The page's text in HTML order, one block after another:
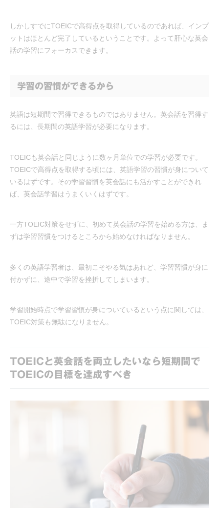
しかしすでにTOEICで高得点を取得しているのであれば、インプ
ットはほとんど完了しているということです。よって肝心な英会
話の学習にフォーカスできます。
学習の習慣ができるから
英語は短期間で習得できるものではありません。英会話を習得す
るには、長期間の英語学習が必要になります。
TOEICも英会話と同じように数ヶ月単位での学習が必要です。
TOEICで高得点を取得する頃には、英語学習の習慣が身について
いるはずです。その学習習慣を英会話にも活かすことができれ
ば、英会話学習はうまくいくはずです。
一方TOEIC対策をせずに、初めて英会話の学習を始める方は、ま
ずは学習習慣をつけるところから始めなければなりません。
多くの英語学習者は、最初こそやる気はあれど、学習習慣が身に
付かずに、途中で学習を挫折してしまいます。
学習開始時点で学習習慣が身についているという点に関しては、
TOEIC対策も無駄になりません。
TOEICと英会話を両立したいなら短期間で
TOEICの目標を達成すべき